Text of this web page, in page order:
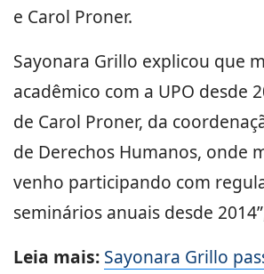
e Carol Proner.
Sayonara Grillo explicou que
acadêmico com a UPO desde
de Carol Proner, da
de Derechos Humanos, onde
venho participando com
seminários anuais desde
Leia mais: Sayonara Grillo